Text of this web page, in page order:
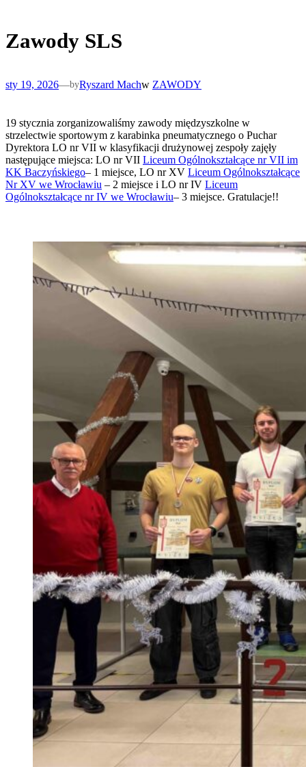
Zawody SLS
sty 19, 2026—byRyszard Machw ZAWODY
19 stycznia zorganizowaliśmy zawody międzyszkolne w
strzelectwie sportowym z karabinka pneumatycznego o Puchar
Dyrektora LO nr VII w klasyfikacji drużynowej zespoły zajęły
następujące miejsca: LO nr VII Liceum Ogólnokształcące nr VII im
KK Baczyńskiego– 1 miejsce, LO nr XV Liceum Ogólnokształcące
Nr XV we Wrocławiu – 2 miejsce i LO nr IV Liceum
Ogólnokształcące nr IV we Wrocławiu– 3 miejsce. Gratulacje!!